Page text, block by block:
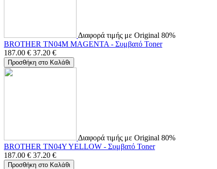
Διαφορά τιμής με Original 80%
BROTHER TN04M MAGENTA - Συμβατό Toner
187.00 € 37.20 €
Προσθήκη στο Καλάθι
Διαφορά τιμής με Original 80%
BROTHER TN04Y YELLOW - Συμβατό Toner
187.00 € 37.20 €
Προσθήκη στο Καλάθι